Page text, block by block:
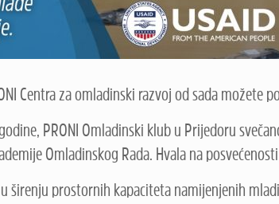
Centra za omladinski razvoj od sada možete
PRONI Omladinski klub u Prijedoru
Omladinskog Rada. Hvala na
u širenju prostornih kapaciteta namijenjenih